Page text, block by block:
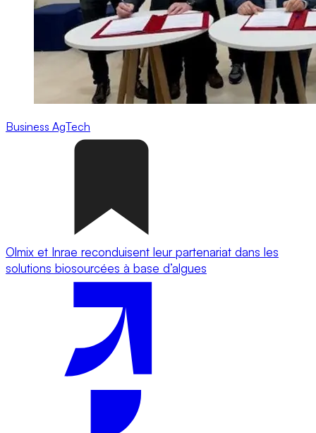
Business AgTech
Olmix et Inrae reconduisent leur partenariat dans les
solutions biosourcées à base d’algues